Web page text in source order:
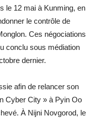
le 12 mai à Kunming, en
le contrôle de
Ces négociations
conclu sous médiation
dernier.
afin de relancer son
Cyber City » à Pyin Oo
À Nijni Novgorod, le